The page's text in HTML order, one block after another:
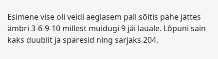
Esimene vise oli veidi aeglasem pall sõitis pähe jättes
ämbri 3-6-9-10 millest muidugi 9 jäi lauale. Lõpuni sain
kaks duublit ja sparesid ning sarjaks 204.